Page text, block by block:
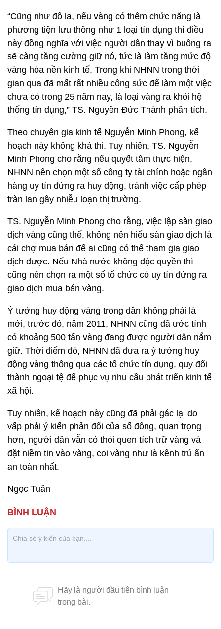
“Cũng như đô la, nếu vàng có thêm chức năng là
phương tiện lưu thông như 1 loại tín dụng thì điều
này đồng nghĩa với việc người dân thay vì buông ra
sẽ càng tăng cường giữ nó, tức là làm tăng mức độ
vàng hóa nền kinh tế. Trong khi NHNN trong thời
gian qua đã mất rất nhiều công sức để làm một việc
chưa có trong 25 năm nay, là loại vàng ra khỏi hệ
thống tín dụng,” TS. Nguyễn Đức Thành phân tích.
Theo chuyên gia kinh tế Nguyễn Minh Phong, kế
hoạch này không khả thi. Tuy nhiên, TS. Nguyễn
Minh Phong cho rằng nếu quyết tâm thực hiện,
NHNN nên chọn một số công ty tài chính hoặc ngân
hàng uy tín đứng ra huy động, tránh việc cấp phép
tràn lan gây nhiễu loạn thị trường.
TS. Nguyễn Minh Phong cho rằng, việc lập sàn giao
dịch vàng cũng thế, không nên hiểu sàn giao dịch là
cái chợ mua bán để ai cũng có thể tham gia giao
dịch được. Nếu Nhà nước không độc quyền thì
cũng nên chọn ra một số tổ chức có uy tín đứng ra
giao dịch mua bán vàng.
Ý tưởng huy động vàng trong dân không phải là
mới, trước đó, năm 2011, NHNN cũng đã ước tính
có khoảng 500 tấn vàng đang được người dân nắm
giữ. Thời điểm đó, NHNN đã đưa ra ý tưởng huy
động vàng thông qua các tổ chức tín dụng, quy đổi
thành ngoại tệ để phục vụ nhu cầu phát triển kinh tế
xã hội.
Tuy nhiên, kế hoạch này cũng đã phải gác lại do
vấp phải ý kiến phản đối của số đông, quan trọng
hơn, người dân vẫn có thói quen tích trữ vàng và
đặt niềm tin vào vàng, coi vàng như là kênh trú ẩn
an toàn nhất.
Ngọc Tuân